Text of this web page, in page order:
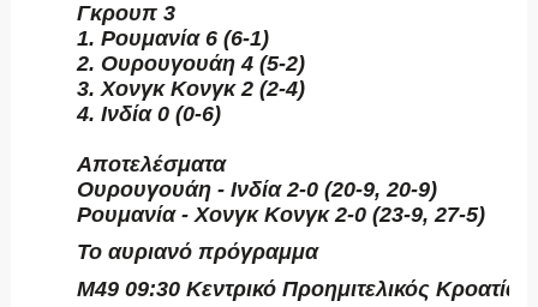
Γκρουπ 3
1. Ρουμανία 6 (6-1)
2. Ουρουγουάη 4 (5-2)
3. Χονγκ Κονγκ 2 (2-4)
4. Ινδία 0 (0-6)
Αποτελέσματα
Ουρουγουάη - Ινδία 2-0 (20-9, 20-9)
Ρουμανία - Χονγκ Κονγκ 2-0 (23-9, 27-5)
Το αυριανό πρόγραμμα
M49 09:30 Κεντρικό Προημιτελικός Κροατία-